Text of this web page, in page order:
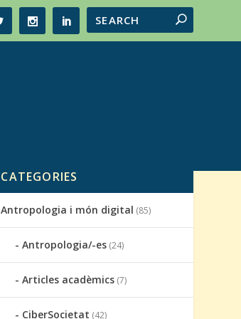
CATEGORIES
Antropologia i món digital (85)
Antropologia/-es (24)
Articles acadèmics (7)
CiberSocietat (42)